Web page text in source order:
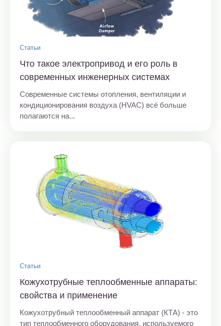
Статьи
Что такое электропривод и его роль в
современных инженерных системах
Современные системы отопления, вентиляции и
кондиционирования воздуха (HVAC) всё больше
полагаются на...
Статьи
Кожухотрубные теплообменные аппараты:
свойства и применение
Кожухотрубный теплообменный аппарат (КТА) - это
тип теплообменного оборудования, используемого